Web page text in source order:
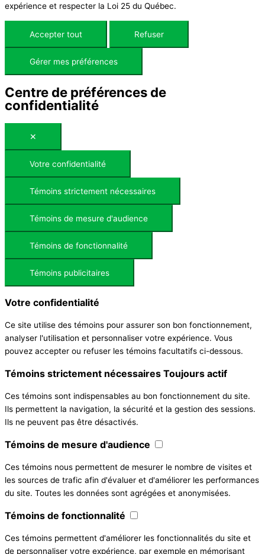
expérience et respecter la Loi 25 du Québec.
Accepter tout Refuser
Gérer mes préférences
Centre de préférences de
confidentialité
✕
Votre confidentialité
Témoins strictement nécessaires
Témoins de mesure d'audience
Témoins de fonctionnalité
Témoins publicitaires
Votre confidentialité
Ce site utilise des témoins pour assurer son bon fonctionnement,
analyser l'utilisation et personnaliser votre expérience. Vous
pouvez accepter ou refuser les témoins facultatifs ci-dessous.
Témoins strictement nécessaires Toujours actif
Ces témoins sont indispensables au bon fonctionnement du site.
Ils permettent la navigation, la sécurité et la gestion des sessions.
Ils ne peuvent pas être désactivés.
Témoins de mesure d'audience
Ces témoins nous permettent de mesurer le nombre de visites et
les sources de trafic afin d'évaluer et d'améliorer les performances
du site. Toutes les données sont agrégées et anonymisées.
Témoins de fonctionnalité
Ces témoins permettent d'améliorer les fonctionnalités du site et
de personnaliser votre expérience, par exemple en mémorisant